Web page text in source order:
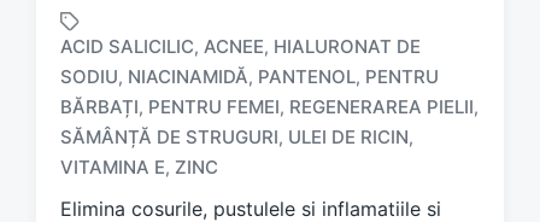
T
a
g
e
ACID SALICILIC, ACNEE, HIALURONAT DE
SODIU, NIACINAMIDĂ, PANTENOL, PENTRU
BĂRBAȚI, PENTRU FEMEI, REGENERAREA PIELII,
SĂMÂNȚĂ DE STRUGURI, ULEI DE RICIN,
VITAMINA E, ZINC
Elimina cosurile, pustulele si inflamatiile si